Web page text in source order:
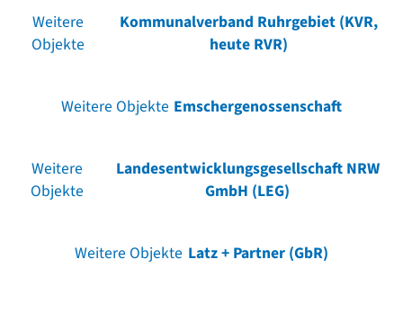
Weitere
Objekte
Kommunalverband Ruhrgebiet (KVR,
heute RVR)
Weitere Objekte Emschergenossenschaft
Weitere
Objekte
Landesentwicklungsgesellschaft NRW
GmbH (LEG)
Weitere Objekte Latz + Partner (GbR)